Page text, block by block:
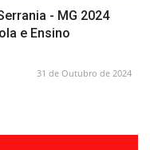
- MG 2024
e Ensino
31 de Outubro de 2024